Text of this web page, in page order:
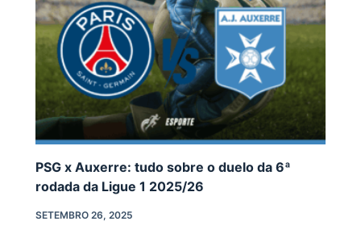
PSG x Auxerre: tudo sobre o duelo da 6ª
rodada da Ligue 1 2025/26
SETEMBRO 26, 2025